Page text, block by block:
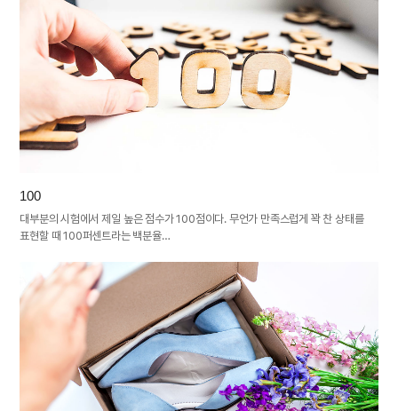
100
대부분의 시험에서 제일 높은 점수가 100점이다. 무언가 만족스럽게 꽉 찬 상태를
표현할 때 100퍼센트라는 백분율…